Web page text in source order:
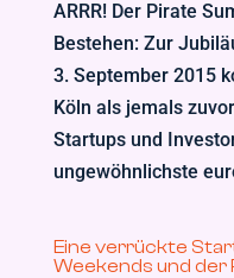
ARRR! Der Pirate
Bestehen: Zur
3. September 2015
Köln als jemals
Startups und
ungewöhnlichste
Eine verrückte
Weekends und der